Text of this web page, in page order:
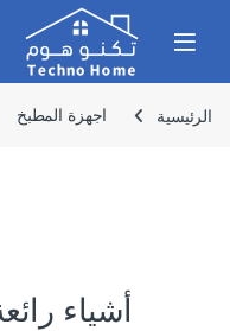
Skip to navigation
Skip to content
الرئيسية اجهزة المطبخ
أشياء